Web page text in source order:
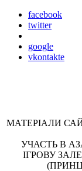
facebook
twitter
google
vkontakte
МАТЕРІАЛИ
УЧАСТЬ В
ІГРОВУ